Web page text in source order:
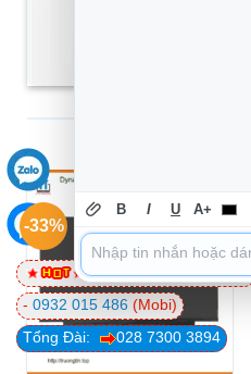
-33%
Tổng Đài: 028 7300 3894
- 0932 015 486 (Mobi)
0981 81 32 72(Viettel)
B I U A+